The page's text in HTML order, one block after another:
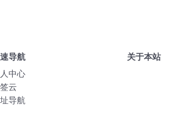
导航
中心
云
导航
关于本站